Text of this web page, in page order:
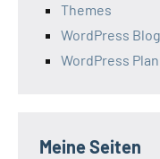
Themes
WordPress Blog
WordPress
Meine Seiten